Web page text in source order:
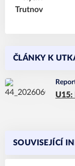
ČLÁNKY K
U15:
SOUVISEJÍCÍ